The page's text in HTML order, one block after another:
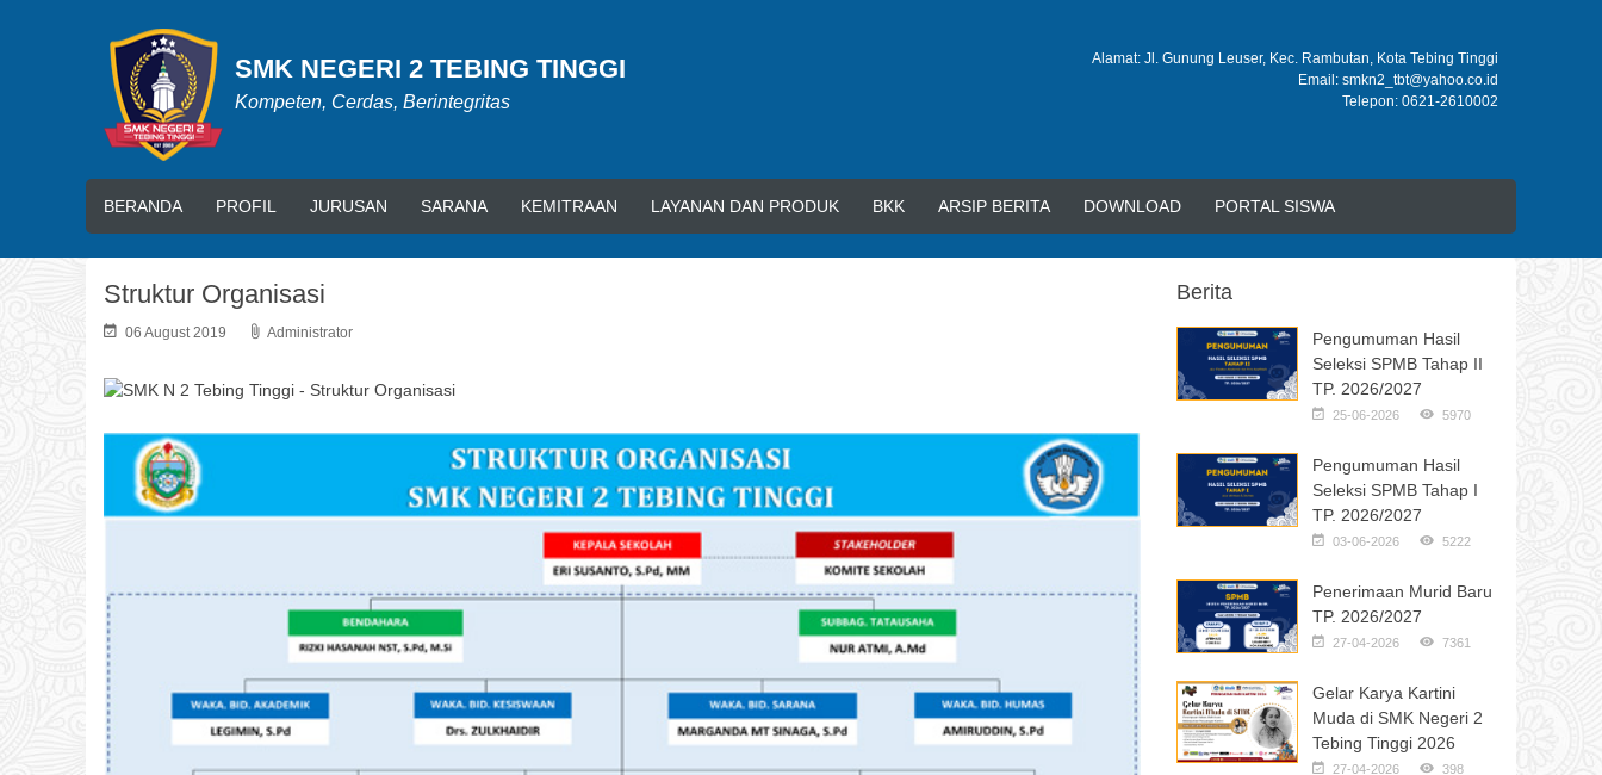
SMK NEGERI 2 TEBING TINGGI
Kompeten, Cerdas, Berintegritas
Alamat: Jl. Gunung Leuser, Kec. Rambutan, Kota Tebing Tinggi
Email: smkn2_tbt@yahoo.co.id
Telepon: 0621-2610002
BERANDA PROFIL JURUSAN SARANA KEMITRAAN LAYANAN DAN PRODUK BKK ARSIP BERITA DOWNLOAD PORTAL SISWA
Struktur Organisasi
06 August 2019 Administrator
Berita
Pengumuman Hasil
Seleksi SPMB Tahap II
TP. 2026/2027
25-06-2026 5970
Pengumuman Hasil
Seleksi SPMB Tahap I
TP. 2026/2027
03-06-2026 5222
Penerimaan Murid Baru
TP. 2026/2027
27-04-2026 7361
Gelar Karya Kartini
Muda di SMK Negeri 2
Tebing Tinggi 2026
27-04-2026 398